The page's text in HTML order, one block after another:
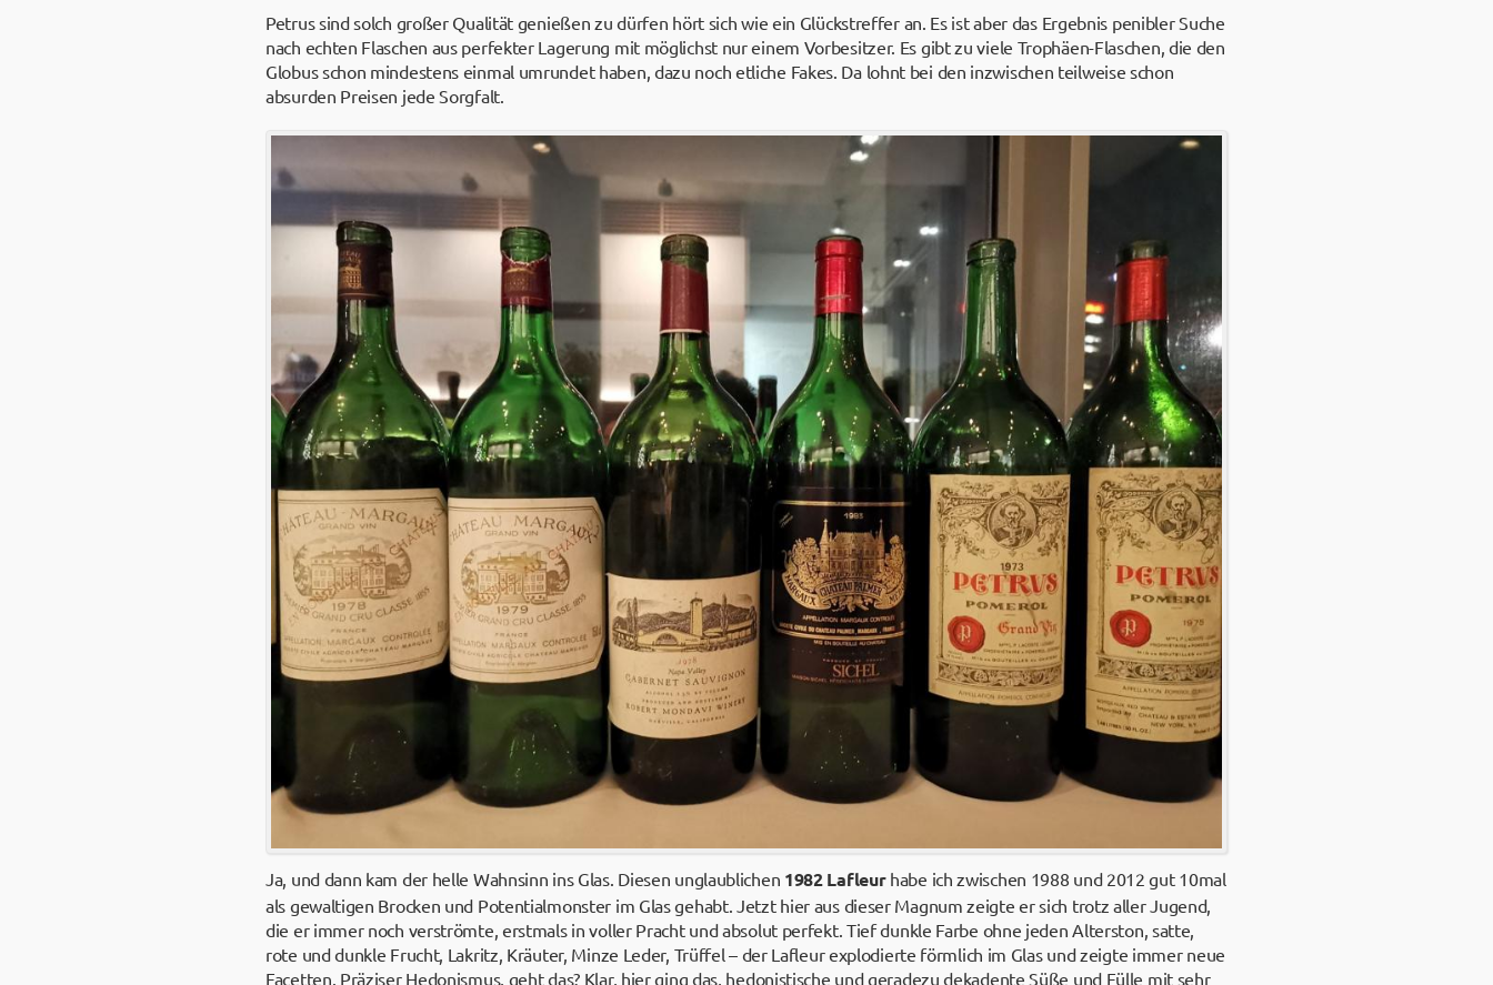
Petrus sind solch großer Qualität genießen zu dürfen hört sich wie ein Glückstreffer an. Es ist aber das Ergebnis penibler Suche
nach echten Flaschen aus perfekter Lagerung mit möglichst nur einem Vorbesitzer. Es gibt zu viele Trophäen-Flaschen, die den
Globus schon mindestens einmal umrundet haben, dazu noch etliche Fakes. Da lohnt bei den inzwischen teilweise schon
absurden Preisen jede Sorgfalt.
Ja, und dann kam der helle Wahnsinn ins Glas. Diesen unglaublichen 1982 Lafleurhabe ich zwischen 1988 und 2012 gut 10mal
als gewaltigen Brocken und Potentialmonster im Glas gehabt. Jetzt hier aus dieser Magnum zeigte er sich trotz aller Jugend,
die er immer noch verströmte, erstmals in voller Pracht und absolut perfekt. Tief dunkle Farbe ohne jeden Alterston, satte,
rote und dunkle Frucht, Lakritz, Kräuter, Minze Leder, Trüffel – der Lafleur explodierte förmlich im Glas und zeigte immer neue
Facetten. Präziser Hedonismus, geht das? Klar, hier ging das, hedonistische und geradezu dekadente Süße und Fülle mit sehr